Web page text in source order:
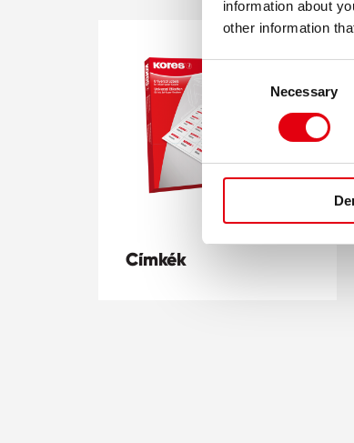
information about
other information
Consent
Necessary
Címkék